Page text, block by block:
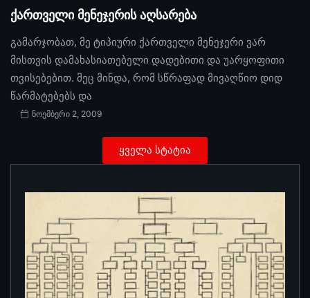
ქართველი მენეჯერის აღსარება
გამარჯობათ, მე ტიპიური ქართველი მენეჯერი ვარ
მისთვის დამახასიათებელი დადებითი და უარყოფითი
თვისებებით. მეც მინდა, რომ სწრაფად მივაღწიო დიდ
წარმატებებს და
ნოემბერი 2, 2009
ყველა სტატია